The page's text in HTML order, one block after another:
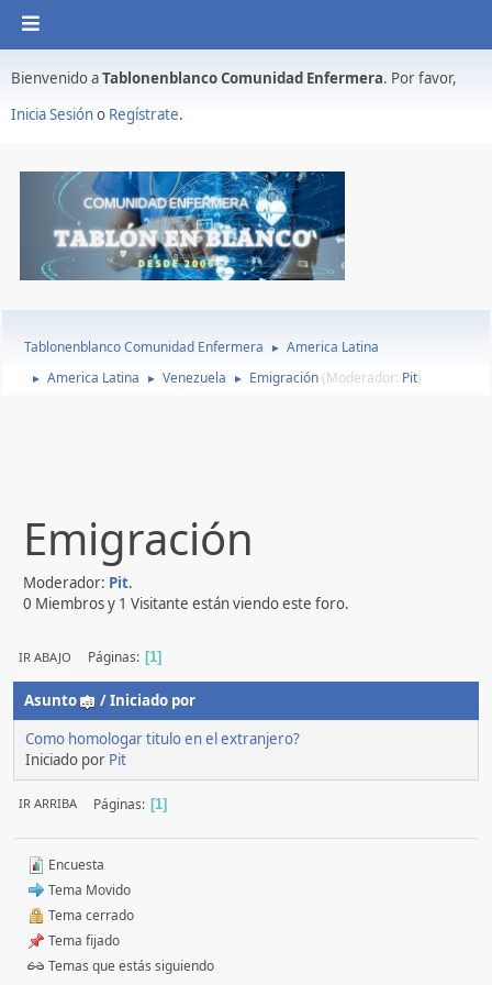
Bienvenido aTablonenblanco Comunidad Enfermera. Por favor,
Inicia Sesióno Regístrate.
Tablonenblanco Comunidad Enfermera ► America Latina
► America Latina ► Venezuela ► Emigración (Moderador: Pit)
Emigración
Moderador: Pit.
0 Miembros y 1 Visitante están viendo este foro.
IR ABAJO Páginas 1
Asunto /Iniciado por
Como homologar titulo en el extranjero?
Iniciado por Pit
IR ARRIBA Páginas 1
Encuesta
Tema Movido
Tema cerrado
Tema fijado
Temas que estás siguiendo